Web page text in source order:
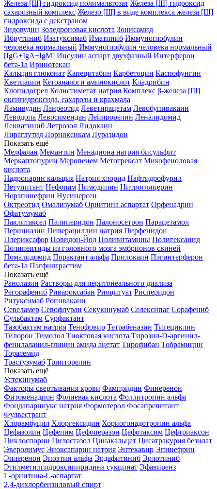
Железа [III] гидроксид полимальтозат Железа [III] гидроксид
сахарозный комплекс Железо [III] в виде комплекса железа [III]
гидроксида с декстраном
Зидовудин Золедроновая кислота Зонисамид
Ибрутиниб Изатуксимаб Иматиниб Иммуноглобулин
человека нормальный Иммуноглобулин человека нормальный
[IgG+IgA+IgM] Инсулин аспарт двухфазный Интерферон
бета-1a Иринотекан
Кальция глюконат Капецитабин Карбетоцин Каспофунгин
Кветиапин Кетоаналоги аминокислот Кладрибин
Клопидогрел Колистиметат натрия Комплекс β-железа [III]
оксигидроксида, сахарозы и крахмала
Ламивудин Ланреотид Леветирацетам Левобупивакаин
Леводопа Левосимендан Лейпрорелин Леналидомид
Ленватиниб Летрозол Лидокаин
Лираглутид Лорноксикам Луразидон
Показать ещё
Мелфалан Мемантин Менадиона натрия бисульфит
Меркаптопурин Меропенем Метотрексат Микофеноловая
кислота
Надропарин кальция Натрия хлорид Нафтидрофурил
Нетупитант Нефопам Нимодипин Нитроглицерин
Норэпинефрин Нусинерсен
Октреотид Омализумаб Орнитина аспартат Орфенадрин
Офатумумаб
Паклитаксел Палиперидон Палоносетрон Парацетамол
Перициазин Пиперациллин натрия Пирфенидон
Плериксафор Повидон-Йод Поливитамины Полигексанид
Полипептиды из головного мозга эмбрионов свиней
Помалидомид Порактант альфа Прилокаин Пэгинтерферон
бета-1a Пэгфилграстим
Показать ещё
Ранолазин Растворы для перитонеального диализа
Регорафениб Ривароксабан Риоцигуат Рисперидон
Ритуксимаб Ропивакаин
Севеламер Севофлуран Секукинумаб Селексипаг Сорафениб
Сульбактам Сурфактант
Тазобактам натрия Тенофовир Тетрабеназин Тигециклин
Тилорон Тимолол Тиоктовая кислота Тирозил-D-аргинил-
фенилаланил-глицин амида ацетат Тирофибан Тобрамицин
Торасемид
Трастузумаб Трипторелин
Показать ещё
Устекинумаб
Факторы свертывания крови Фампридин Финеренон
Фитоменадион Фолиевая кислота Фоллитропин альфа
Фондапаринукс натрия Формотерол Фосапрепитант
Фулвестрант
Хлорамбуцил Хлоргексидин Хориогонадотропин альфа
Цефазолин Цефепим Цефоперазон Цефотаксим Цефтриаксон
Циклоспорин Цилостазол Цинакальцет Цисатракурия безилат
Эверолимус Эноксапарин натрия Энтекавир Эпинефрин
Эплеренон Эпоэтин альфа Эрдафитиниб Эрлотиниб
Этилметилгидроксипиридина сукцинат Эфавиренз
L-орнитина-L-аспартат
2,4-дихлорбензиловый спирт